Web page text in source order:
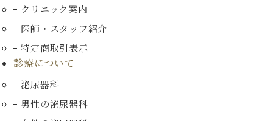
クリニック案内
医師・スタッフ紹介
特定商取引表示
診療について
泌尿器科
男性の泌尿器科